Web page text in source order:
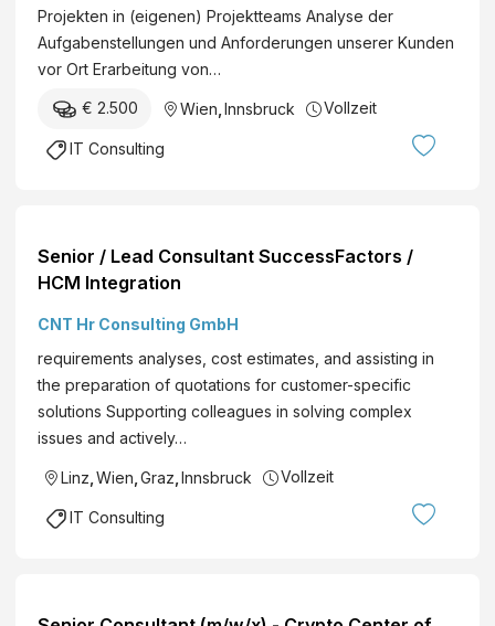
Projekten in (eigenen) Projektteams Analyse der
Aufgabenstellungen und Anforderungen unserer Kunden
vor Ort Erarbeitung von…
€ 2.500 Wien Innsbruck Vollzeit
IT Consulting
Senior / Lead Consultant SuccessFactors /
HCM Integration
CNT Hr Consulting GmbH
requirements analyses, cost estimates, and assisting in
the preparation of quotations for customer-specific
solutions Supporting colleagues in solving complex
issues and actively…
Linz Wien Graz Innsbruck Vollzeit
IT Consulting